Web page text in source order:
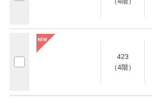
423
（4階）